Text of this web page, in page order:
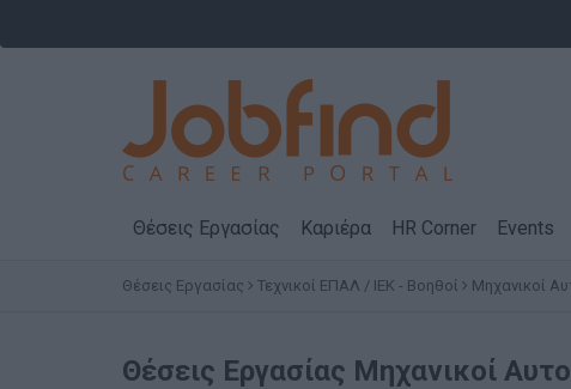
Θέσεις Εργασίας Καριέρα HR Corner Events
Θέσεις Εργασίας Τεχνικοί ΕΠΑΛ / ΙΕΚ - Βοηθοί Μηχανικοί
Θέσεις Εργασίας Μηχανικοί